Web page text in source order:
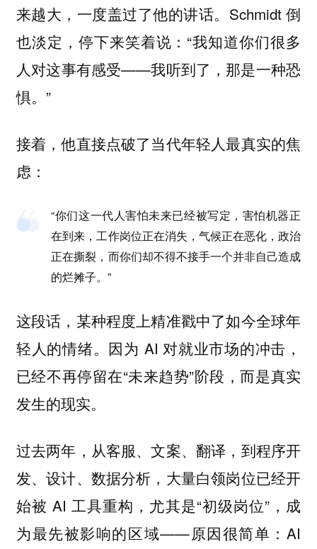
来越大，一度盖过了他的讲话。Schmidt 倒
也淡定，停下来笑着说：“我知道你们很多
人对这事有感受——我听到了，那是一种恐
惧。”
接着，他直接点破了当代年轻人最真实的焦
虑：
“你们这一代人害怕未来已经被写定，害怕机器正
在到来，工作岗位正在消失，气候正在恶化，政治
正在撕裂，而你们却不得不接手一个并非自己造成
的烂摊子。”
这段话，某种程度上精准戳中了如今全球年
轻人的情绪。因为 AI 对就业市场的冲击，
已经不再停留在“未来趋势”阶段，而是真实
发生的现实。
过去两年，从客服、文案、翻译，到程序开
发、设计、数据分析，大量白领岗位已经开
始被 AI 工具重构，尤其是“初级岗位”，成
为最先被影响的区域——原因很简单：AI